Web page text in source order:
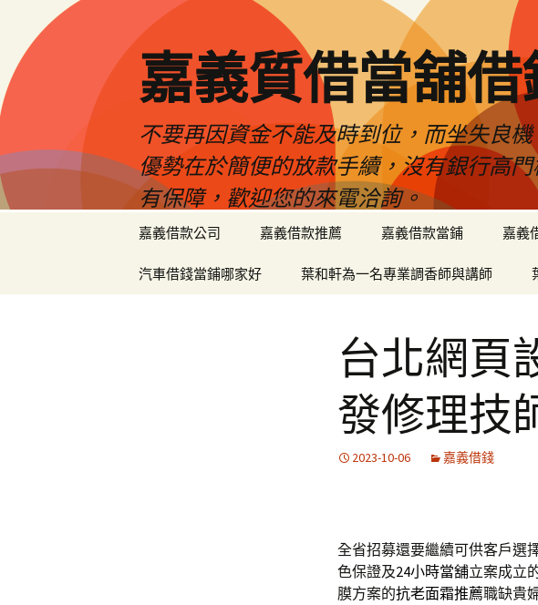
嘉義質借當舖
不要再因資金不能及時到位，而坐失良
優勢在於簡便的放款手續，沒有銀行高
有保障，歡迎您的來電洽詢。
嘉義借款公司 嘉義借款推薦 嘉義借款當鋪 嘉義
汽車借錢當鋪哪家好 葉和軒為一名專業調香師與講師
台北網頁
發修理技
2023-10-06 嘉義借錢
全省招募還要繼續可供客戶選
色保證及24小時當舖立案成立
膜方案的抗老面霜推薦職缺貴